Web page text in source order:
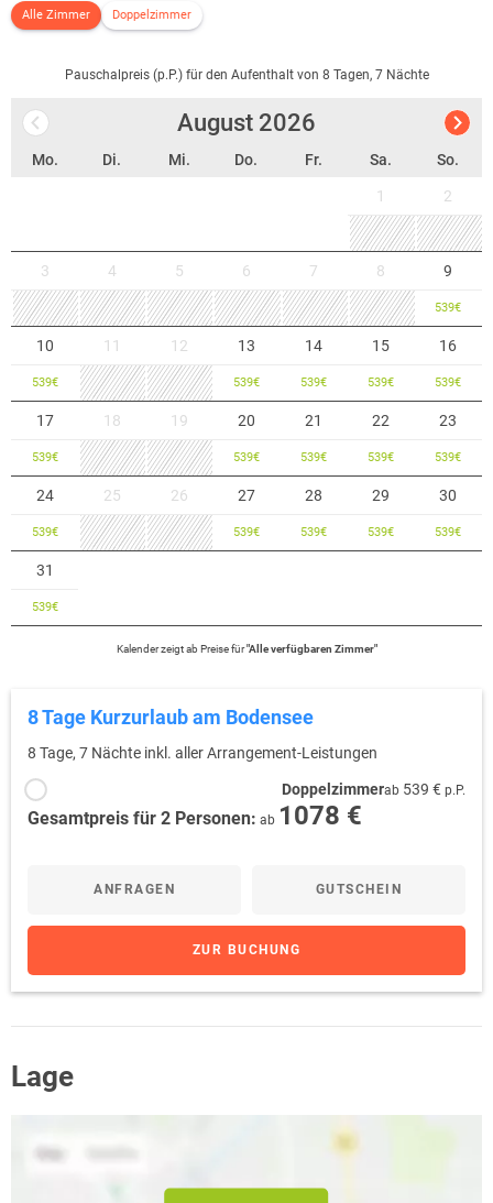
Alle Zimmer Doppelzimmer
Pauschalpreis (p.P.) für den Aufenthalt von 8 Tagen, 7 Nächte
August 2026
Mo. Di. Mi. Do. Fr. Sa. So.
1 2
3 4 5 6 7 8 9
539€
10
539€
11 12 13
539€
14
539€
15
539€
16
539€
17
539€
18 19 20
539€
21
539€
22
539€
23
539€
24
539€
25 26 27
539€
28
539€
29
539€
30
539€
31
539€
Kalender zeigtab Preise für"Alle verfügbaren Zimmer"
8 Tage Kurzurlaub am Bodensee
8 Tage, 7 Nächte inkl. aller Arrangement-Leistungen
Doppelzimmerab 539 € p.P.
Gesamtpreis für 2 Personen: ab 1078 €
ANFRAGEN GUTSCHEIN
ZUR BUCHUNG
Lage